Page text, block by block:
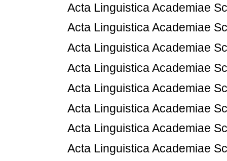
Acta Linguistica Academiae
Acta Linguistica Academiae
Acta Linguistica Academiae
Acta Linguistica Academiae
Acta Linguistica Academiae
Acta Linguistica Academiae
Acta Linguistica Academiae
Acta Linguistica Academiae